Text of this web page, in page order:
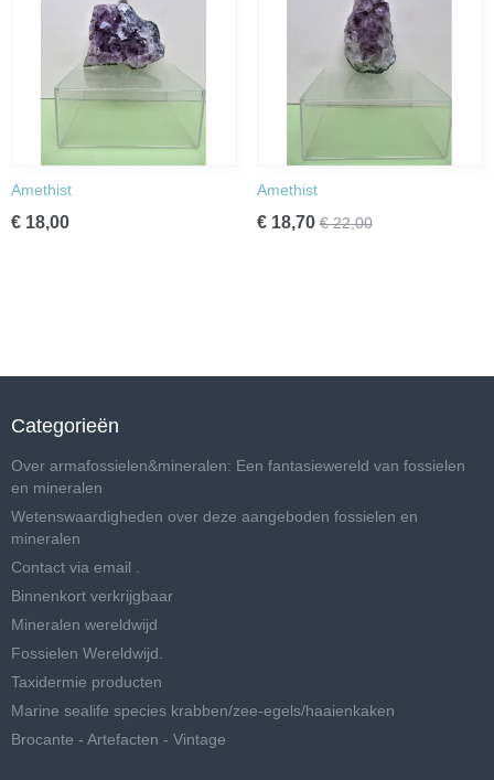
Amethist
€ 18,00
Amethist
€ 18,70 € 22,00
Categorieën
Over armafossielen&mineralen: Een fantasiewereld van fossielen
en mineralen
Wetenswaardigheden over deze aangeboden fossielen en
mineralen
Contact via email .
Binnenkort verkrijgbaar
Mineralen wereldwijd
Fossielen Wereldwijd.
Taxidermie producten
Marine sealife species krabben/zee-egels/haaienkaken
Brocante - Artefacten - Vintage